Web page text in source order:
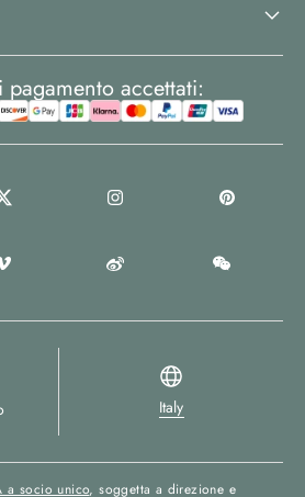
Italy
accettati:
a socio unico, soggetta a direzione e